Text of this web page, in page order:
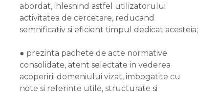
abordat, inlesnind astfel utilizatorului
activitatea de cercetare, reducand
semnificativ si eficient timpul dedicat acesteia;
● prezinta pachete de acte normative
consolidate, atent selectate in vederea
acoperirii domeniului vizat, imbogatite cu
note si referinte utile, structurate si